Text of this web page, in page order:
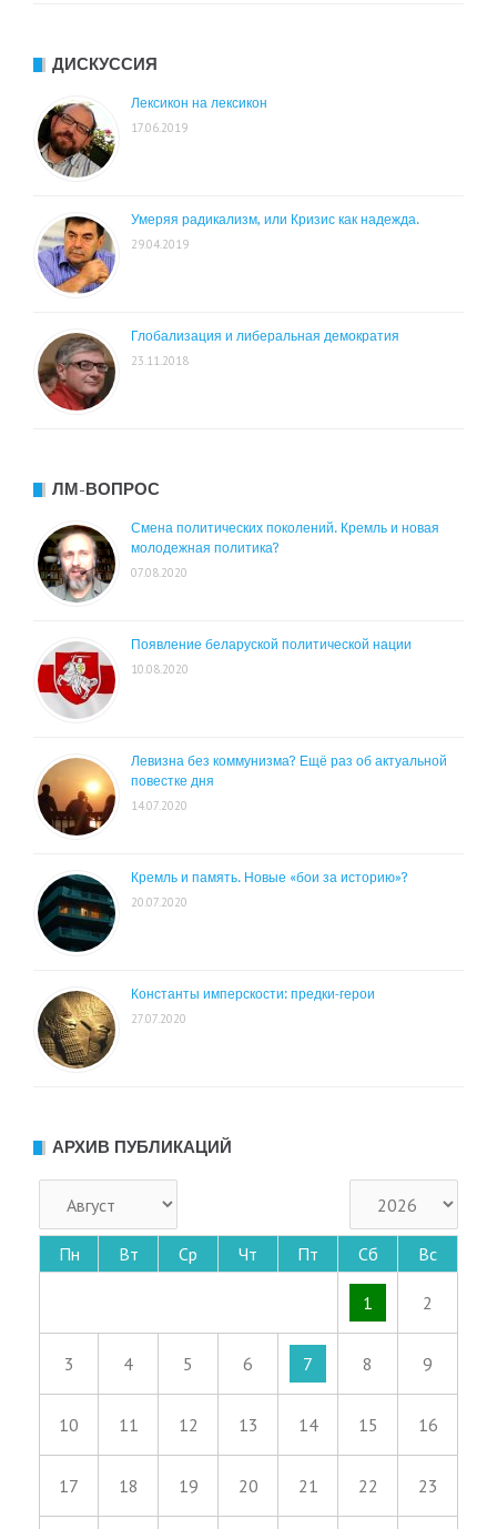
ДИСКУССИЯ
Лексикон на лексикон
17.06.2019
Умеряя радикализм, или Кризис как надежда.
29.04.2019
Глобализация и либеральная демократия
23.11.2018
ЛМ-ВОПРОС
Смена политических поколений. Кремль и новая
молодежная политика?
07.08.2020
Появление беларуской политической нации
10.08.2020
Левизна без коммунизма? Ещё раз об актуальной
повестке дня
14.07.2020
Кремль и память. Новые «бои за историю»?
20.07.2020
Константы имперскости: предки-герои
27.07.2020
АРХИВ ПУБЛИКАЦИЙ
Пн Вт Ср Чт Пт Сб Вс
1 2
3 4 5 6 7 8 9
10 11 12 13 14 15 16
17 18 19 20 21 22 23